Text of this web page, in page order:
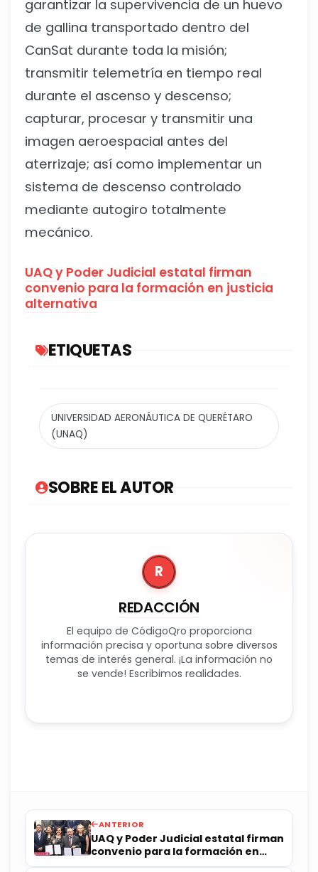
garantizar la supervivencia de un huevo
de gallina transportado dentro del
CanSat durante toda la misión;
transmitir telemetría en tiempo real
durante el ascenso y descenso;
capturar, procesar y transmitir una
imagen aeroespacial antes del
aterrizaje; así como implementar un
sistema de descenso controlado
mediante autogiro totalmente
mecánico.
UAQ y Poder Judicial estatal firman
convenio para la formación en justicia
alternativa
ETIQUETAS
UNIVERSIDAD AERONÁUTICA DE QUERÉTARO
(UNAQ)
SOBRE EL AUTOR
R
REDACCIÓN
El equipo de CódigoQro proporciona
información precisa y oportuna sobre diversos
temas de interés general. ¡La información no
se vende! Escribimos realidades.
ANTERIOR
UAQ y Poder Judicial estatal firman
convenio para la formación en
justicia alternativa